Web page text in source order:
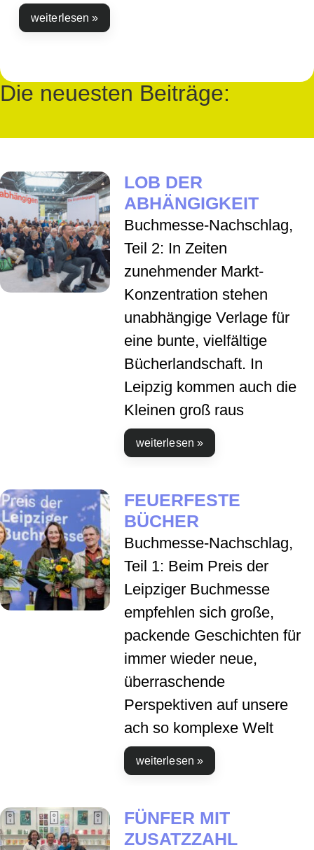
Die neuesten Beiträge:
weiterlesen »
LOB DER
ABHÄNGIGKEIT
Buchmesse-Nachschlag,
Teil 2: In Zeiten
zunehmender Markt-
Konzentration stehen
unabhängige Verlage für
eine bunte, vielfältige
Bücherlandschaft. In
Leipzig kommen auch die
Kleinen groß raus
weiterlesen »
FEUERFESTE
BÜCHER
Buchmesse-Nachschlag,
Teil 1: Beim Preis der
Leipziger Buchmesse
empfehlen sich große,
packende Geschichten für
immer wieder neue,
überraschende
Perspektiven auf unsere
ach so komplexe Welt
weiterlesen »
FÜNFER MIT
ZUSATZZAHL